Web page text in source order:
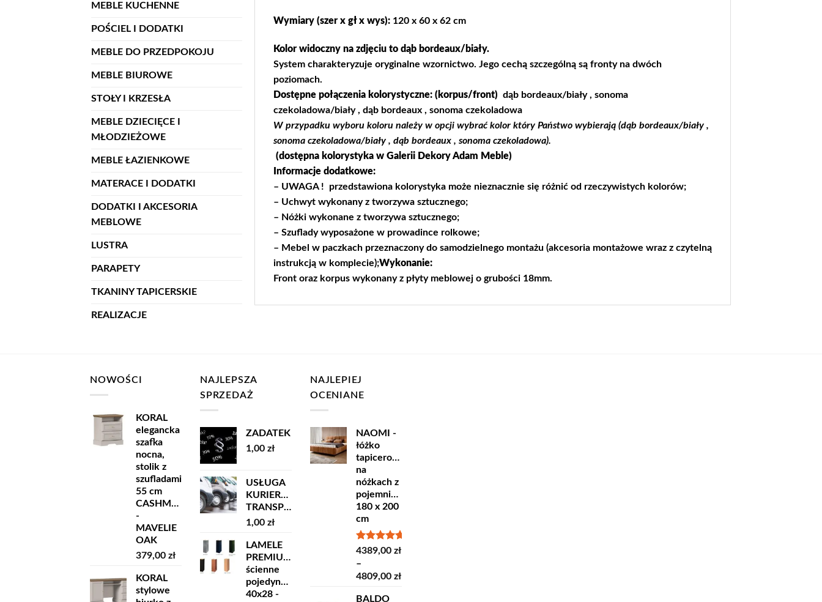
MEBLE KUCHENNE
POŚCIEL I DODATKI
MEBLE DO PRZEDPOKOJU
MEBLE BIUROWE
STOŁY I KRZESŁA
MEBLE DZIECIĘCE I
MŁODZIEŻOWE
MEBLE ŁAZIENKOWE
MATERACE I DODATKI
DODATKI I AKCESORIA
MEBLOWE
LUSTRA
PARAPETY
TKANINY TAPICERSKIE
REALIZACJE
Wymiary (szer x gł x wys):120 x 60 x 62 cm
Kolor widoczny na zdjęciu to dąb bordeaux/biały.
System charakteryzuje oryginalne wzornictwo. Jego cechą szczególną są fronty na dwóch
poziomach.
Dostępne połączenia kolorystyczne: (korpus/front) dąb bordeaux/biały , sonoma
czekoladowa/biały , dąb bordeaux , sonoma czekoladowa
W przypadku wyboru koloru należy w opcji wybrać kolor który Państwo wybierają (dąb bordeaux/biały ,
sonoma czekoladowa/biały , dąb bordeaux , sonoma czekoladowa).
(dostępna kolorystyka w Galerii Dekory Adam Meble)
Informacje dodatkowe:
– UWAGA ! przedstawiona kolorystyka może nieznacznie się różnić od rzeczywistych kolorów;
– Uchwyt wykonany z tworzywa sztucznego;
– Nóżki wykonane z tworzywa sztucznego;
– Szuflady wyposażone w prowadince rolkowe;
– Mebel w paczkach przeznaczony do samodzielnego montażu (akcesoria montażowe wraz z czytelną
instrukcją w komplecie);Wykonanie:
Front oraz korpus wykonany z płyty meblowej o grubości 18mm.
NOWOŚCI
KORAL
elegancka
szafka
nocna,
stolik z
szufladami
55 cm
CASHMERE
-
MAVELIE
OAK
379,00 zł
KORAL
stylowe
NAJLEPSZA
SPRZEDAŻ
ZADATEK
1,00 zł
USŁUGA
KURIERSKA
TRANSPORT
1,00 zł
LAMELE
PREMIUM
ścienne
pojedyncze
40x28 -
NAJLEPIEJ
OCENIANE
NAOMI -
łóżko
tapicerowane
na
nóżkach z
pojemnikiem
180 x 200
cm
Oceniono
4389,00 zł
–
4809,00 złZakres
BALDO